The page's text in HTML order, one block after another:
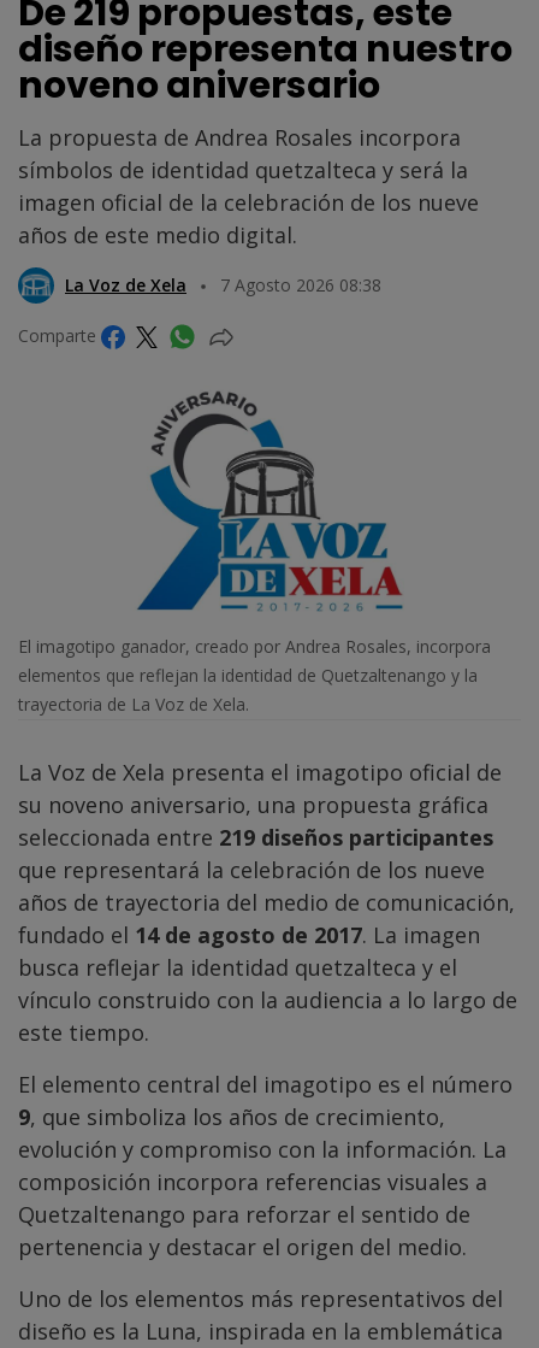
De 219 propuestas, este
diseño representa nuestro
noveno aniversario
La propuesta de Andrea Rosales incorpora
símbolos de identidad quetzalteca y será la
imagen oficial de la celebración de los nueve
años de este medio digital.
La Voz de Xela 7 Agosto 2026 08:38
Comparte
El imagotipo ganador, creado por Andrea Rosales, incorpora
elementos que reflejan la identidad de Quetzaltenango y la
trayectoria de La Voz de Xela.
La Voz de Xela presenta el imagotipo oficial de
su noveno aniversario, una propuesta gráfica
seleccionada entre 219 diseños participantes
que representará la celebración de los nueve
años de trayectoria del medio de comunicación,
fundado el 14 de agosto de 2017. La imagen
busca reflejar la identidad quetzalteca y el
vínculo construido con la audiencia a lo largo de
este tiempo.
El elemento central del imagotipo es el número
9, que simboliza los años de crecimiento,
evolución y compromiso con la información. La
composición incorpora referencias visuales a
Quetzaltenango para reforzar el sentido de
pertenencia y destacar el origen del medio.
Uno de los elementos más representativos del
diseño es la Luna, inspirada en la emblemática